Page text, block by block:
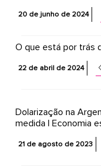
20 de junho de 2024
O que está por trás
22 de abril de 2024
Dolarização na
medida | Economia
21 de agosto de 2023